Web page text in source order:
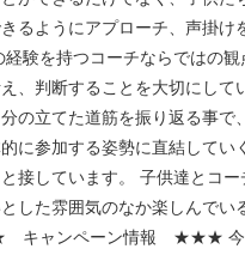
るようにアプローチ、声掛け
験を持つコーチならではの観
、判断することを大切にして
の立てた道筋を振り返る事で
に参加する姿勢に直結してい
接しています。 子供達とコー
した雰囲気のなか楽しんでい
キャンペーン情報 ★★★ 今